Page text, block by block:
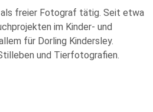
freier Fotograf tätig. Seit etwa
im Kinder- und
für Dorling Kindersley.
und Tierfotografien.